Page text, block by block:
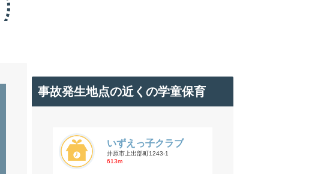
事故発生地点の近くの学童保育
いずえっ子クラブ
井原市上出部町1243-1
613m